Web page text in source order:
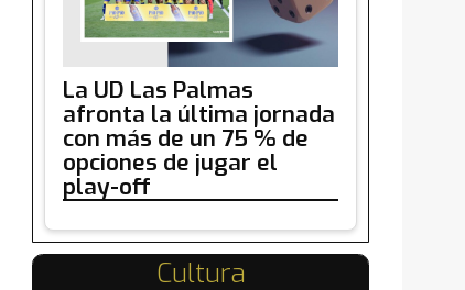
La UD Las Palmas
afronta la última jornada
con más de un 75 % de
opciones de jugar el
play-off
Cultura